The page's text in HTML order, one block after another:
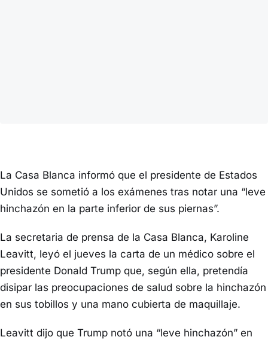
La Casa Blanca informó que el presidente de Estados
Unidos se sometió a los exámenes tras notar una “leve
hinchazón en la parte inferior de sus piernas”.
La secretaria de prensa de la Casa Blanca, Karoline
Leavitt, leyó el jueves la carta de un médico sobre el
presidente Donald Trump que, según ella, pretendía
disipar las preocupaciones de salud sobre la hinchazón
en sus tobillos y una mano cubierta de maquillaje.
Leavitt dijo que Trump notó una “leve hinchazón” en